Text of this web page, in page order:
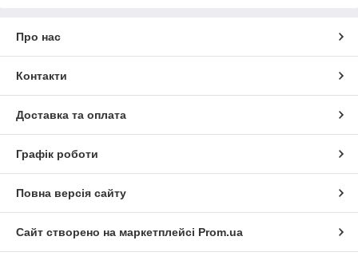
Про нас
Контакти
Доставка та оплата
Графік роботи
Повна версія сайту
Сайт створено на маркетплейсі Prom.ua